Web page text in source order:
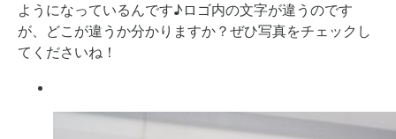
ようになっているんです♪ロゴ内の文字が違うのです
が、どこが違うか分かりますか？ぜひ写真をチェックし
てくださいね！